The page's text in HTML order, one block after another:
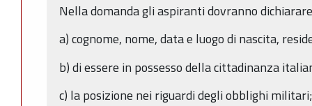
Nella domanda gli aspiranti dovranno
a) cognome, nome, data e luogo di nascita,
b) di essere in possesso della cittadinanza
c) la posizione nei riguardi degli obblighi militari;